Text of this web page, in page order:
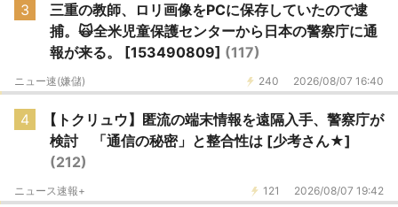
3
三重の教師、ロリ画像をPCに保存していたので逮
捕。🙀全米児童保護センターから日本の警察庁に通
報が来る。 [153490809] (117)
240 2026/08/07 16:40
ニュー速(嫌儲)
4
【トクリュウ】匿流の端末情報を遠隔入手、警察庁が
検討 「通信の秘密」と整合性は [少考さん★]
(212)
121 2026/08/07 19:42
ニュース速報+